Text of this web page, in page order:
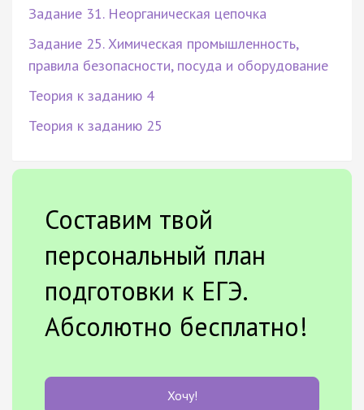
Задание 31. Неорганическая цепочка
Задание 25. Химическая промышленность,
правила безопасности, посуда и оборудование
Теория к заданию 4
Теория к заданию 25
Составим твой
персональный план
подготовки к ЕГЭ.
Абсолютно бесплатно!
Хочу!